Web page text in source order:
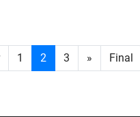
1 2 3 » Final